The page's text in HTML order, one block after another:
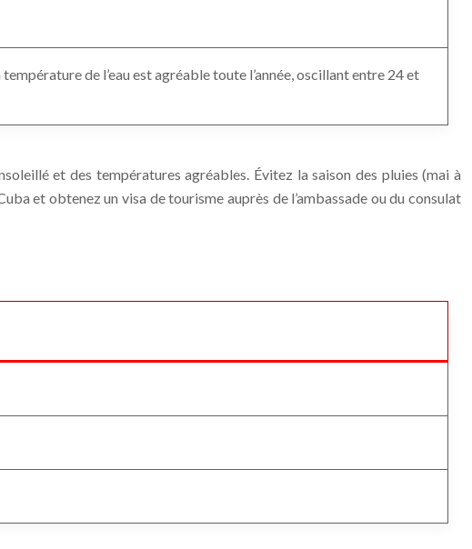
de l’eau est agréable toute l’année, oscillant entre 24 et
et des températures agréables. Évitez la saison des pluies (mai à
et obtenez un visa de tourisme auprès de l’ambassade ou du consulat